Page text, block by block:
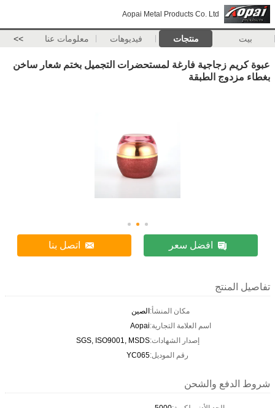
Aopai Metal Products Co. Ltd
بيت منتجات فيديوهات معلومات عنا >>
عبوة كريم زجاجية فارغة لمستحضرات التجميل بختم شعار ساخن
بغطاء مزدوج الطبقة
افضل سعر اتصل بنا
تفاصيل المنتج
مكان المنشأ:الصين
اسم العلامة التجارية:Aopai
إصدار الشهادات:SGS, ISO9001, MSDS
رقم الموديل:YC065
شروط الدفع والشحن